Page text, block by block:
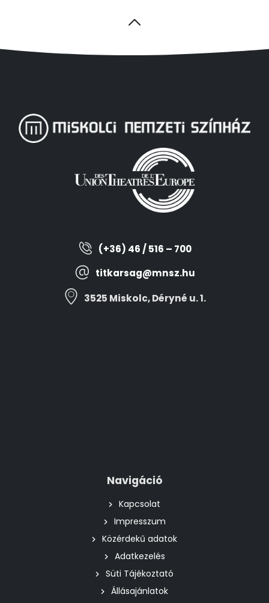
(+36) 46 / 516 – 700
titkarsag@mnsz.hu
3525 Miskolc, Déryné u. 1.
Navigáció
Kapcsolat
Impresszum
Közérdekű adatok
Adatkezelés
Süti Tájékoztató
Állásajánlatok